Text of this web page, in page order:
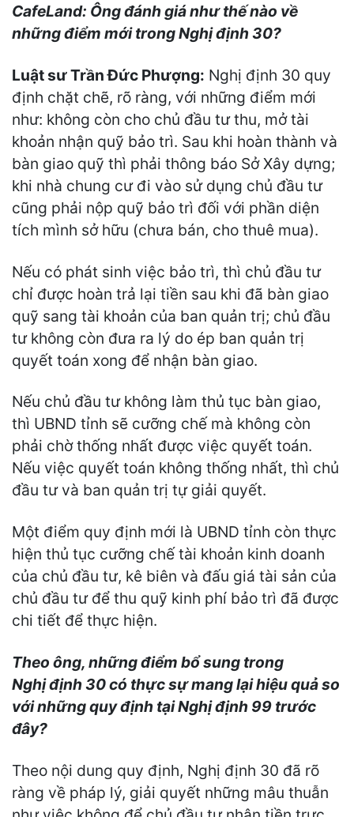
CafeLand: Ôngđánh giá như thế nào về
những điểm mới trong Nghịđịnh30?
Luậtsư Trần Đức Phượng: Nghị định 30 quy
định chặt chẽ, rõ ràng, với những điểm mới
như: không còn cho chủ đầu tư thu, mở tài
khoản nhận quỹ bảo trì. Sau khi hoàn thành và
bàn giao quỹ thì phải thông báo Sở Xây dựng;
khi nhà chung cư đi vào sử dụng chủ đầu tư
cũng phải nộp quỹ bảo trì đối với phần diện
tích mình sở hữu (chưa bán, cho thuê mua).
Nếu có phát sinh việc bảo trì, thì chủ đầu tư
chỉ được hoàn trả lại tiền sau khi đã bàn giao
quỹ sang tài khoản của ban quản trị; chủ đầu
tư không còn đưa ra lý do ép ban quản trị
quyết toán xong để nhận bàn giao.
Nếu chủ đầu tư không làm thủ tục bàn giao,
thì UBND tỉnh sẽ cưỡng chế mà không còn
phải chờ thống nhất được việc quyết toán.
Nếu việc quyết toán không thống nhất, thì chủ
đầu tư và ban quản trị tự giải quyết.
Một điểm quy định mới là UBND tỉnh còn thực
hiện thủ tục cưỡng chế tài khoản kinh doanh
của chủ đầu tư, kê biên và đấu giá tài sản của
chủ đầu tư để thu quỹ kinh phí bảo trì đã được
chi tiết để thực hiện.
Theo ông, những điểm bổ sung trong
Nghịđịnh30 có thực sự mang lại hiệu quả so
với những quy định tại Nghịđịnh 99 trước
đây?
Theo nội dung quy định, Nghị định 30 đã rõ
ràng về pháp lý, giải quyết những mâu thuẫn